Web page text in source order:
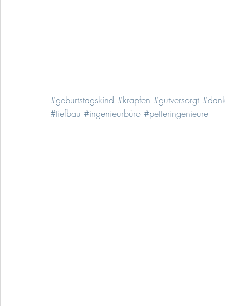
#geburtstagskind #krapfen #gutversorgt
#tiefbau #ingenieurbüro #petteringenieure